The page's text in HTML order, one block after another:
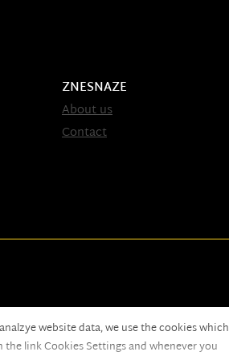
ZNESNAZE
About us
Contact
website data, we use the cookies which
link Cookies Settings and whenever you